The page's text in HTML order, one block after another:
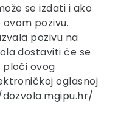
se izdati i ako
pozivu.
pozivu na
dostaviti će se
ploči ovog
oglasnoj